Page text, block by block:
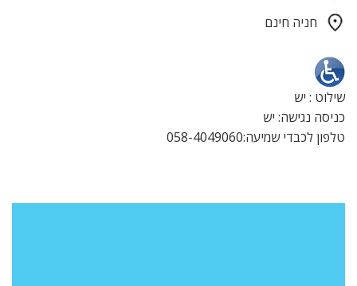
חניה חינם
שילוט : יש
כניסה נגישה: יש
טלפון לכבדי שמיעה:058-4049060